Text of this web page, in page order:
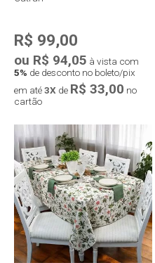
R$ 99,00
ou R$ 94,05 à vista com
5% de desconto no boleto/pix
em até3X de R$ 33,00 no
cartão
Compra rápida